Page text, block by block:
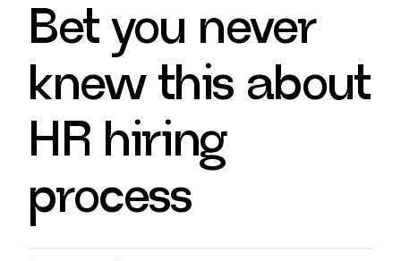
Bet you never
knew this about
HR hiring
process